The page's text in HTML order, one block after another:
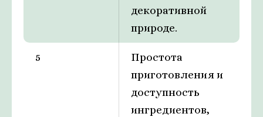
декоративной
природе.
5
Простота
приготовления и
доступность
ингредиентов,